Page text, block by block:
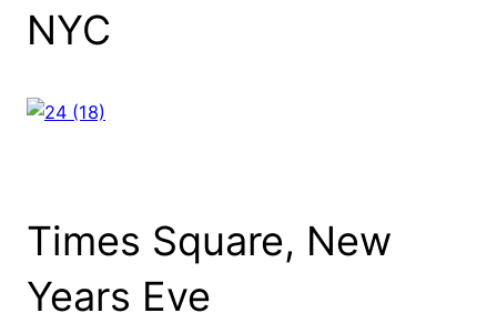
NYC
Times Square, New
Years Eve